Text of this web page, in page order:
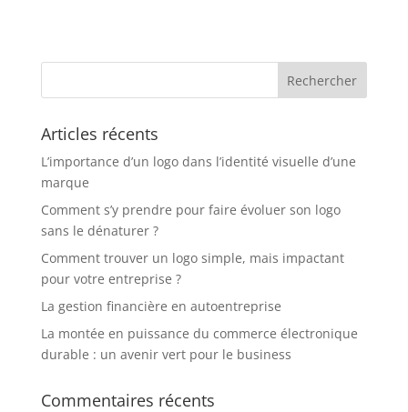
Articles récents
L’importance d’un logo dans l’identité visuelle d’une
marque
Comment s’y prendre pour faire évoluer son logo
sans le dénaturer ?
Comment trouver un logo simple, mais impactant
pour votre entreprise ?
La gestion financière en autoentreprise
La montée en puissance du commerce électronique
durable : un avenir vert pour le business
Commentaires récents